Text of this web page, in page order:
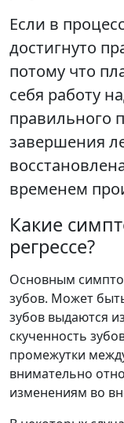
Если в
достигнуто
потому что
себя работу
правильного
завершения
временем
Какие
регрессе?
Основным
зубов. Может
зубов выдаются
скученность
промежутки
внимательно
изменениям во